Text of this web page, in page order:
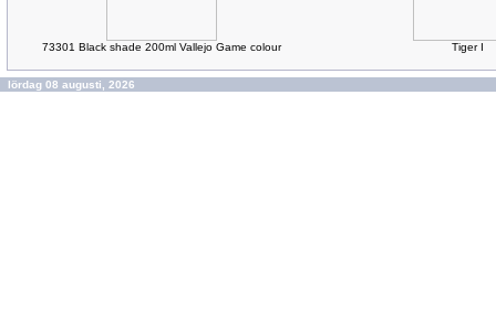
73301 Black shade 200ml Vallejo Game colour Tiger I
lördag 08 augusti, 2026